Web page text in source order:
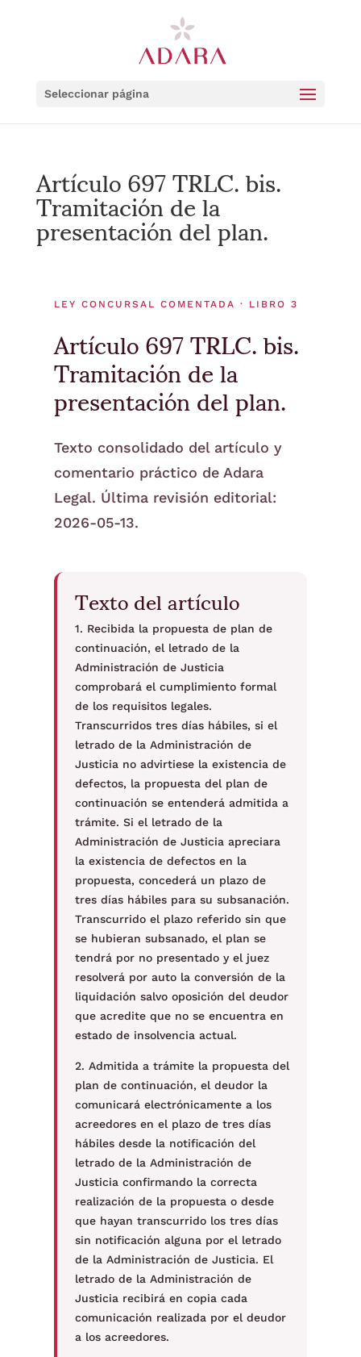
Seleccionar página
Artículo 697 TRLC. bis.
Tramitación de la
presentación del plan.
LEY CONCURSAL COMENTADA · LIBRO 3
Artículo 697 TRLC. bis.
Tramitación de la
presentación del plan.
Texto consolidado del artículo y
comentario práctico de Adara
Legal. Última revisión editorial:
2026-05-13.
Texto del artículo
1. Recibida la propuesta de plan de
continuación, el letrado de la
Administración de Justicia
comprobará el cumplimiento formal
de los requisitos legales.
Transcurridos tres días hábiles, si el
letrado de la Administración de
Justicia no advirtiese la existencia de
defectos, la propuesta del plan de
continuación se entenderá admitida a
trámite. Si el letrado de la
Administración de Justicia apreciara
la existencia de defectos en la
propuesta, concederá un plazo de
tres días hábiles para su subsanación.
Transcurrido el plazo referido sin que
se hubieran subsanado, el plan se
tendrá por no presentado y el juez
resolverá por auto la conversión de la
liquidación salvo oposición del deudor
que acredite que no se encuentra en
estado de insolvencia actual.
2. Admitida a trámite la propuesta del
plan de continuación, el deudor la
comunicará electrónicamente a los
acreedores en el plazo de tres días
hábiles desde la notificación del
letrado de la Administración de
Justicia confirmando la correcta
realización de la propuesta o desde
que hayan transcurrido los tres días
sin notificación alguna por el letrado
de la Administración de Justicia. El
letrado de la Administración de
Justicia recibirá en copia cada
comunicación realizada por el deudor
a los acreedores.